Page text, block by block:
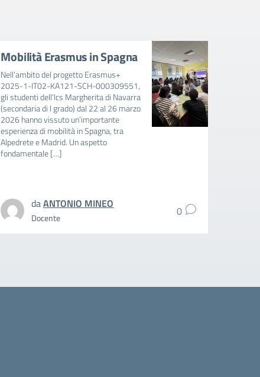
Mobilità Erasmus in Spagna
Nell’ambito del progetto Erasmus+
2025-1-IT02-KA121-SCH-000309551,
gli studenti dell’Ics Margherita di Navarra
(secondaria di I grado) dal 22 al 26 marzo
2026 hanno vissuto un’importante
esperienza di mobilità in Spagna, tra
Alpedrete e Madrid. Un aspetto
fondamentale […]
daANTONIO MINEO
Docente 0